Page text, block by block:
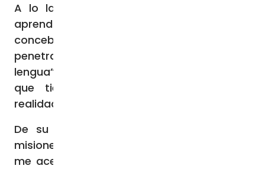
A lo largo de los años, el P. Pasero ha
aprendido tres lenguas locales porque no
concebía su “presencia sin un esfuerzo de
penetración de la cultura a través de la
lengua”, al entender que “indican el modo
que tiene esa cultura de expresar la
realidad y los sentimientos”.
De su labor a lo largo de los años, el
misionero extrae una lección clara: “Según
me acercara yo, el Evangelio se acercaba.